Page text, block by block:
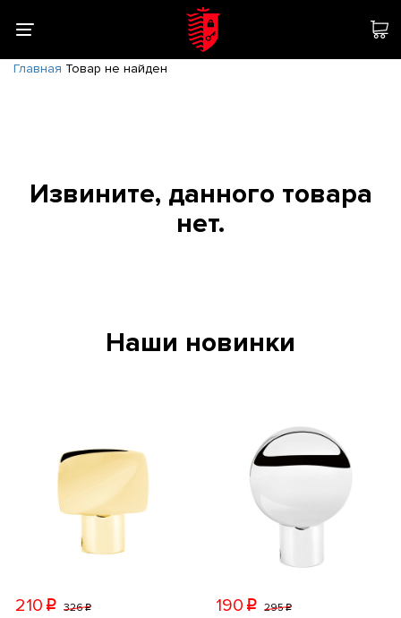
Главная Товар не найден
Извините, данного товара
нет.
Наши новинки
210 p 326p 190 p 295p